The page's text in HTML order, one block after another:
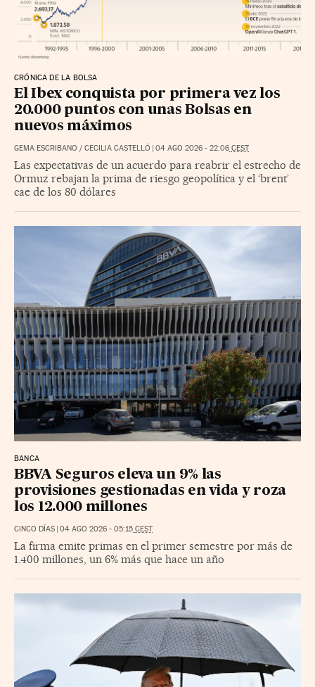
CRÓNICA DE LA BOLSA
El Ibex conquista por primera vez los
20.000 puntos con unas Bolsas en
nuevos máximos
GEMA ESCRIBANO / CECILIA CASTELLÓ | 04 AGO 2026 - 22:06 CEST
Las expectativas de un acuerdo para reabrir el estrecho de
Ormuz rebajan la prima de riesgo geopolítica y el ‘brent’
cae de los 80 dólares
BANCA
BBVA Seguros eleva un 9% las
provisiones gestionadas en vida y roza
los 12.000 millones
CINCO DÍAS | 04 AGO 2026 - 05:15 CEST
La firma emite primas en el primer semestre por más de
1.400 millones, un 6% más que hace un año